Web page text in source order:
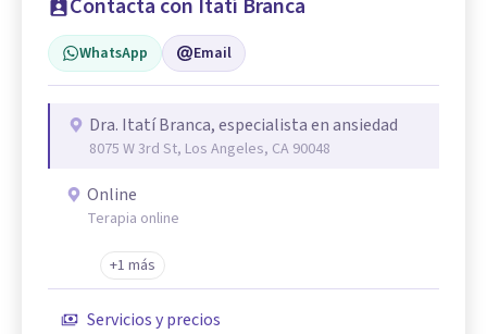
Contacta con Itatí Branca
WhatsApp Email
Dra. Itatí Branca, especialista en ansiedad
8075 W 3rd St, Los Angeles, CA 90048
Online
Terapia online
+1 más
Servicios y precios